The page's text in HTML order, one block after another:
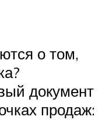
о том,
документ
продаж: